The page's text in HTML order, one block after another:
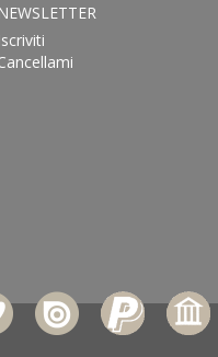
NEWSLETTER
Iscriviti